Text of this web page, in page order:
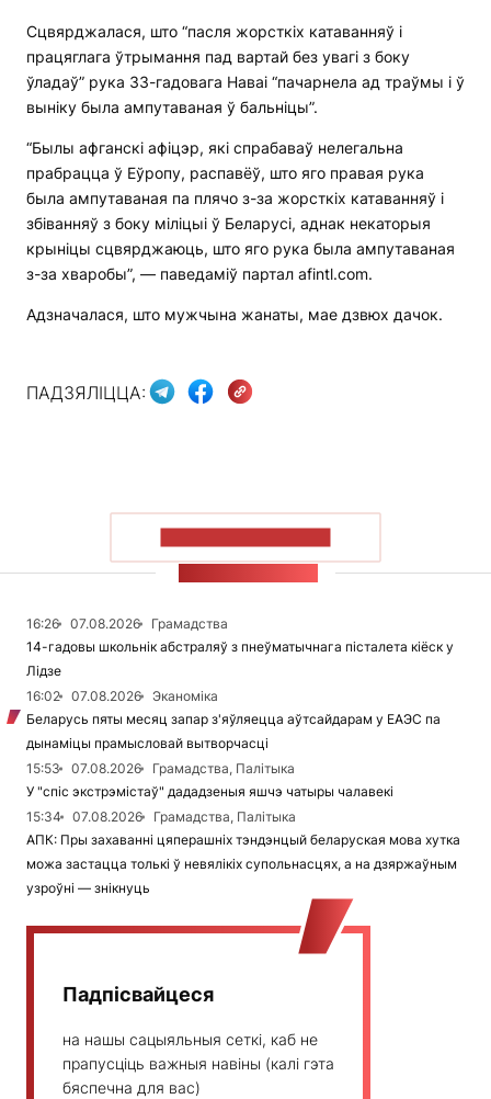
Сцвярджалася, што “пасля жорсткіх катаванняў і
працяглага ўтрымання пад вартай без увагі з боку
ўладаў” рука 33-гадовага Наваі “пачарнела ад траўмы і ў
выніку была ампутаваная ў бальніцы”.
“Былы афганскі афіцэр, які спрабаваў нелегальна
прабрацца ў Еўропу, распавёў, што яго правая рука
была ампутаваная па плячо з-за жорсткіх катаванняў і
збіванняў з боку міліцыі ў Беларусі, аднак некаторыя
крыніцы сцвярджаюць, што яго рука была ампутаваная
з-за хваробы”, — паведаміў партал afintl.com.
Адзначалася, што мужчына жанаты, мае дзвюх дачок.
ПАДЗЯЛІЦЦА:
16:26 07.08.2026
Грамадства
14-гадовы школьнік абстраляў з пнеўматычнага пісталета кіёск у
Лідзе
16:02
07.08.2026
Эканоміка
Беларусь пяты месяц запар з'яўляецца аўтсайдарам у ЕАЭС па
дынаміцы прамысловай вытворчасці
15:53
07.08.2026
Грамадства, Палітыка
У "спіс экстрэмістаў" дададзеныя яшчэ чатыры чалавекі
15:34
07.08.2026
Грамадства, Палітыка
АПК: Пры захаванні цяперашніх тэндэнцый беларуская мова хутка
можа застацца толькі ў невялікіх супольнасцях, а на дзяржаўным
узроўні — знікнуць
Падпісвайцеся
на нашы сацыяльныя сеткі, каб не
прапусціць важныя навіны (калі гэта
бяспечна для вас)